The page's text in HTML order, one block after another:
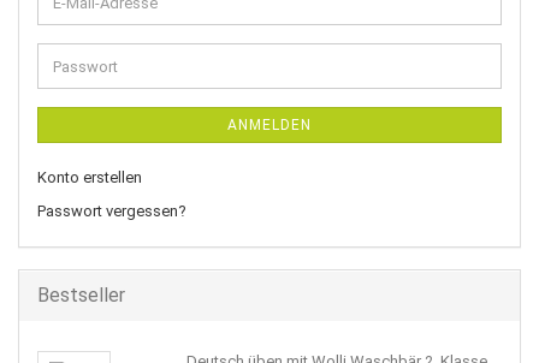
Mail-
Adresse
Passwort
ANMELDEN
Konto erstellen
Passwort vergessen?
Bestseller